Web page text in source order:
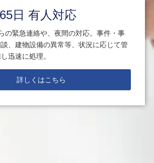
日 有人対応
の緊急連絡や、夜間の対応。事件・事
、建物設備の異常等、状況に応じて管
迅速に処理。
詳しくはこちら